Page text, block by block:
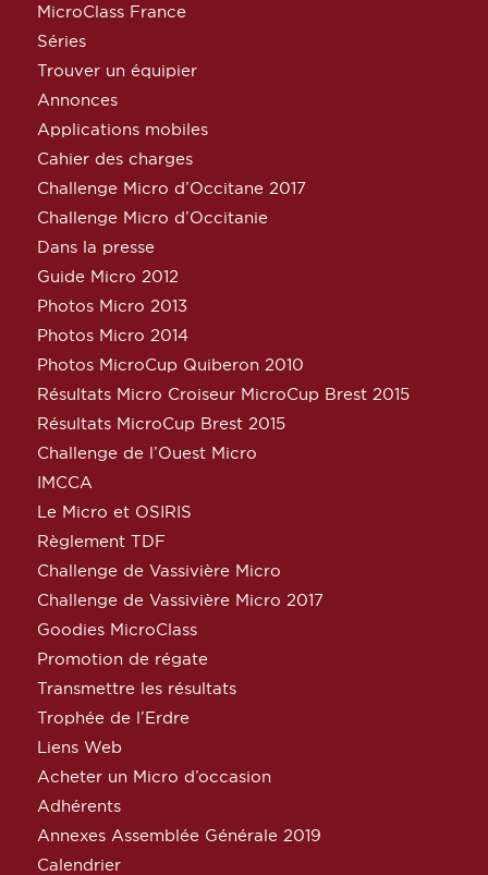
MicroClass France
Séries
Trouver un équipier
Annonces
Applications mobiles
Cahier des charges
Challenge Micro d’Occitane 2017
Challenge Micro d’Occitanie
Dans la presse
Guide Micro 2012
Photos Micro 2013
Photos Micro 2014
Photos MicroCup Quiberon 2010
Résultats Micro Croiseur MicroCup Brest 2015
Résultats MicroCup Brest 2015
Challenge de l’Ouest Micro
IMCCA
Le Micro et OSIRIS
Règlement TDF
Challenge de Vassivière Micro
Challenge de Vassivière Micro 2017
Goodies MicroClass
Promotion de régate
Transmettre les résultats
Trophée de l’Erdre
Liens Web
Acheter un Micro d’occasion
Adhérents
Annexes Assemblée Générale 2019
Calendrier